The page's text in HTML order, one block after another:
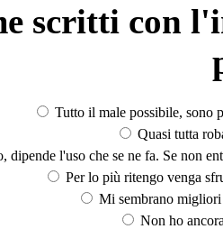
scritti con
Tutto il male possibile, sono
Quasi tutta
dipende l'uso che se ne fa. Se non
Per lo più ritengo venga
Mi sembrano
Non ho